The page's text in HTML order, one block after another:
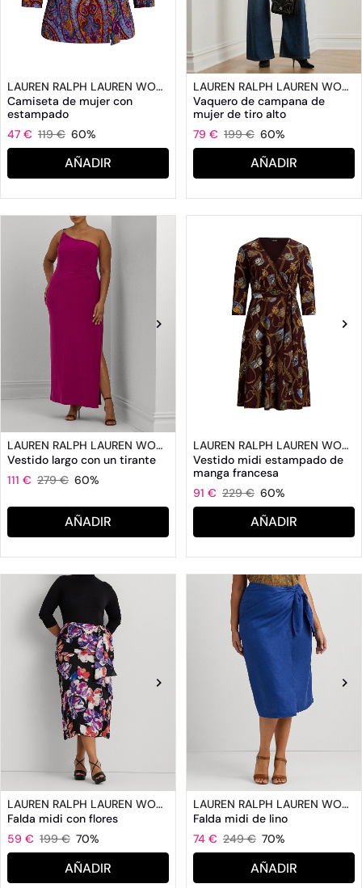
LAUREN RALPH LAUREN WOMAN
Camiseta de mujer con
estampado
47 € 119 € 60%
AÑADIR
LAUREN RALPH LAUREN WOMAN
Vaquero de campana de
mujer de tiro alto
79 € 199 € 60%
AÑADIR
LAUREN RALPH LAUREN WOMAN
Vestido largo con un tirante
111 € 279 € 60%
AÑADIR
LAUREN RALPH LAUREN WOMAN
Vestido midi estampado de
manga francesa
91 € 229 € 60%
AÑADIR
LAUREN RALPH LAUREN WOMAN
Falda midi con flores
59 € 199 € 70%
AÑADIR
LAUREN RALPH LAUREN WOMAN
Falda midi de lino
74 € 249 € 70%
AÑADIR